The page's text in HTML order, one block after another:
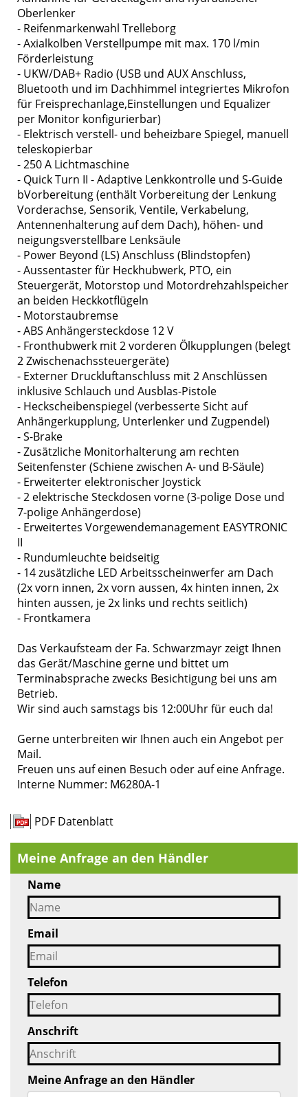
Oberlenker
- Reifenmarkenwahl Trelleborg
- Axialkolben Verstellpumpe mit max. 170 l/min
Förderleistung
- UKW/DAB+ Radio (USB und AUX Anschluss,
Bluetooth und im Dachhimmel integriertes Mikrofon
für Freisprechanlage,Einstellungen und Equalizer
per Monitor konfigurierbar)
- Elektrisch verstell- und beheizbare Spiegel, manuell
teleskopierbar
- 250 A Lichtmaschine
- Quick Turn II - Adaptive Lenkkontrolle und S-Guide
bVorbereitung (enthält Vorbereitung der Lenkung
Vorderachse, Sensorik, Ventile, Verkabelung,
Antennenhalterung auf dem Dach), höhen- und
neigungsverstellbare Lenksäule
- Power Beyond (LS) Anschluss (Blindstopfen)
- Aussentaster für Heckhubwerk, PTO, ein
Steuergerät, Motorstop und Motordrehzahlspeicher
an beiden Heckkotflügeln
- Motorstaubremse
- ABS Anhängersteckdose 12 V
- Fronthubwerk mit 2 vorderen Ölkupplungen (belegt
2 Zwischenachssteuergeräte)
- Externer Druckluftanschluss mit 2 Anschlüssen
inklusive Schlauch und Ausblas-Pistole
- Heckscheibenspiegel (verbesserte Sicht auf
Anhängerkupplung, Unterlenker und Zugpendel)
- S-Brake
- Zusätzliche Monitorhalterung am rechten
Seitenfenster (Schiene zwischen A- und B-Säule)
- Erweiterter elektronischer Joystick
- 2 elektrische Steckdosen vorne (3-polige Dose und
7-polige Anhängerdose)
- Erweitertes Vorgewendemanagement EASYTRONIC
II
- Rundumleuchte beidseitig
- 14 zusätzliche LED Arbeitsscheinwerfer am Dach
(2x vorn innen, 2x vorn aussen, 4x hinten innen, 2x
hinten aussen, je 2x links und rechts seitlich)
- Frontkamera
Das Verkaufsteam der Fa. Schwarzmayr zeigt Ihnen
das Gerät/Maschine gerne und bittet um
Terminabsprache zwecks Besichtigung bei uns am
Betrieb.
Wir sind auch samstags bis 12:00Uhr für euch da!
Gerne unterbreiten wir Ihnen auch ein Angebot per
Mail.
Freuen uns auf einen Besuch oder auf eine Anfrage.
Interne Nummer: M6280A-1
PDF Datenblatt
Meine Anfrage an den Händler
Name
Email
Telefon
Anschrift
Meine Anfrage an den Händler